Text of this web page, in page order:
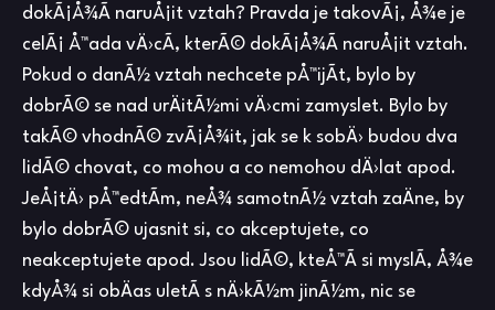
dokÃ¡Å¾Ã­ naruÅ¡it vztah? Pravda je takovÃ¡, Å¾e je
celÃ¡ Å™ada vÄ›cÃ­, kterÃ© dokÃ¡Å¾Ã­ naruÅ¡it vztah.
Pokud o danÃ½ vztah nechcete pÅ™ijÃ­t, bylo by
dobrÃ© se nad urÄitÃ½mi vÄ›cmi zamyslet. Bylo by
takÃ© vhodnÃ© zvÃ¡Å¾it, jak se k sobÄ› budou dva
lidÃ© chovat, co mohou a co nemohou dÄ›lat apod.
JeÅ¡tÄ› pÅ™edtÃ­m, neÅ¾ samotnÃ½ vztah zaÄne, by
bylo dobrÃ© ujasnit si, co akceptujete, co
neakceptujete apod. Jsou lidÃ©, kteÅ™Ã­ si myslÃ­, Å¾e
kdyÅ¾ si obÄas uletÃ­ s nÄ›kÃ½m jinÃ½m, nic se